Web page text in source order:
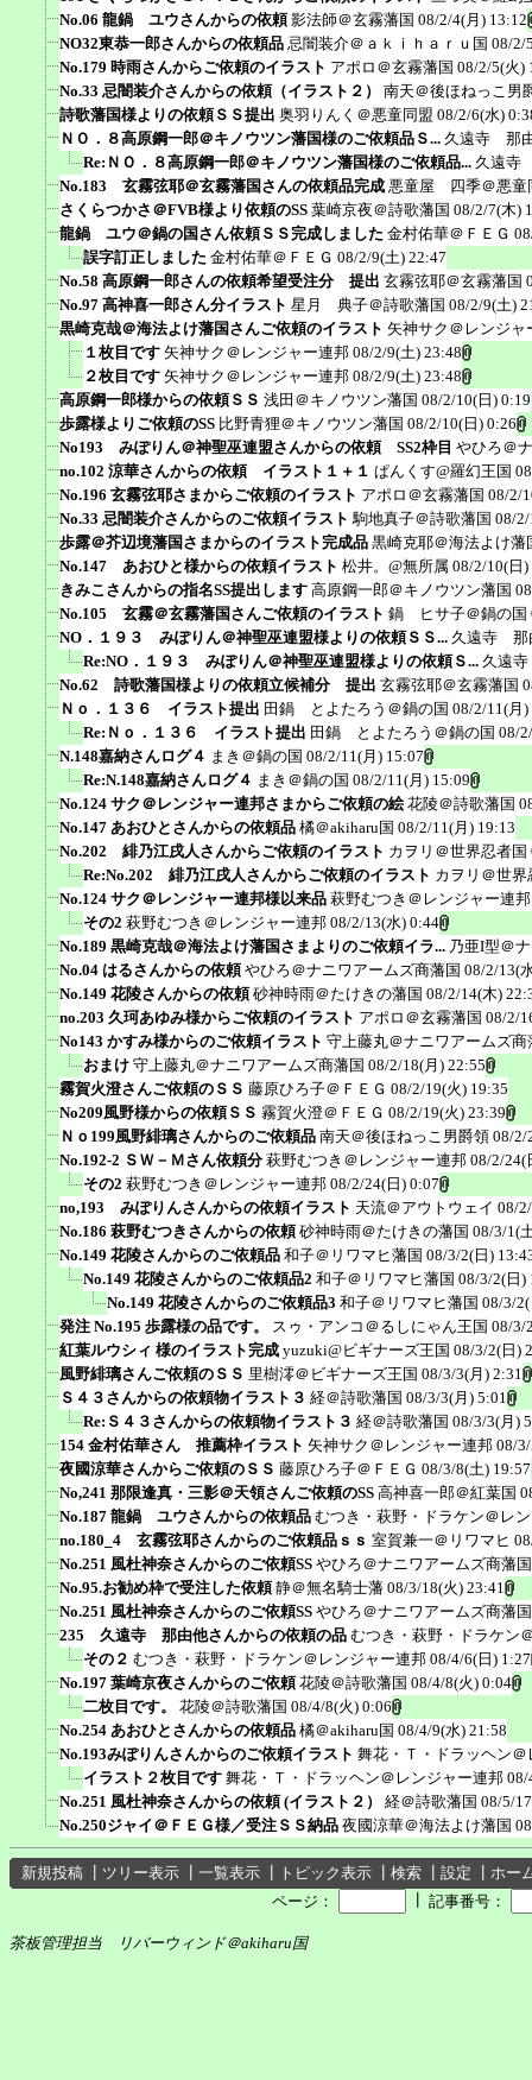
No.06 龍鍋 ユウさんからの依頼 影法師＠玄霧藩国 08/2/4(月) 13:12
NO32東恭一郎さんからの依頼品 忌闇装介＠ａｋｉｈａｒｕ国 08/2/
No.179 時雨さんからご依頼のイラスト アポロ＠玄霧藩国 08/2/5(火)
No.33 忌闇装介さんからの依頼（イラスト２）
南天＠後ほねっこ男
詩歌藩国様よりの依頼ＳＳ提出 奥羽りんく＠悪童同盟 08/2/6(水)
ＮＯ．８高原鋼一郎＠キノウツン藩国様のご依頼品Ｓ... 久遠寺 那
Re:ＮＯ．８高原鋼一郎＠キノウツン藩国様のご依頼品... 久遠寺
No.183 玄霧弦耶＠玄霧藩国さんの依頼品完成 悪童屋 四季＠悪童
さくらつかさ＠FVB様より依頼のSS 葉崎京夜＠詩歌藩国 08/2/7(木)
龍鍋 ユウ＠鍋の国さん依頼ＳＳ完成しました 金村佑華＠ＦＥＧ
誤字訂正しました 金村佑華＠ＦＥＧ 08/2/9(土) 22:47
No.58 高原鋼一郎さんの依頼希望受注分 提出 玄霧弦耶＠玄霧藩国
No.97 高神喜一郎さん分イラスト 星月 典子＠詩歌藩国 08/2/9(土)
黒崎克哉＠海法よけ藩国さんご依頼のイラスト 矢神サク＠レンジャ
１枚目です 矢神サク＠レンジャー連邦 08/2/9(土) 23:48
２枚目です 矢神サク＠レンジャー連邦 08/2/9(土) 23:48
高原鋼一郎様からの依頼ＳＳ 浅田＠キノウツン藩国 08/2/10(日) 0:19
歩露様よりご依頼のSS 比野青狸＠キノウツン藩国 08/2/10(日) 0:26
No193 みぽりん＠神聖巫連盟さんからの依頼 SS2枠目 やひろ＠
no.102 涼華さんからの依頼 イラスト１＋１ ぱんくす@羅幻王国
No.196 玄霧弦耶さまからご依頼のイラスト アポロ＠玄霧藩国 08/2/
No.33 忌闇装介さんからのご依頼イラスト 駒地真子＠詩歌藩国 08/
歩露＠芥辺境藩国さまからのイラスト完成品 黒崎克耶＠海法よけ藩
No.147 あおひと様からの依頼イラスト 松井。@無所属 08/2/10(日)
きみこさんからの指名SS提出します 高原鋼一郎＠キノウツン藩国
No.105 玄霧＠玄霧藩国さんご依頼のイラスト 鍋 ヒサ子＠鍋の国
NO．１９３ みぽりん＠神聖巫連盟様よりの依頼ＳＳ... 久遠寺 那
Re:NO．１９３ みぽりん＠神聖巫連盟様よりの依頼Ｓ... 久遠
No.62 詩歌藩国様よりの依頼立候補分 提出 玄霧弦耶＠玄霧藩国
Ｎｏ．１３６ イラスト提出 田鍋 とよたろう＠鍋の国 08/2/11(月)
Re:Ｎｏ．１３６ イラスト提出 田鍋 とよたろう＠鍋の国 08/
N.148嘉納さんログ４ まき＠鍋の国 08/2/11(月) 15:07
Re:N.148嘉納さんログ４ まき＠鍋の国 08/2/11(月) 15:09
No.124 サク＠レンジャー連邦さまからご依頼の絵 花陵＠詩歌藩国
No.147 あおひとさんからの依頼品 橘＠akiharu国 08/2/11(月) 19:13
No.202 緋乃江戌人さんからご依頼のイラスト カヲリ＠世界忍者国
Re:No.202 緋乃江戌人さんからご依頼のイラスト カヲリ＠世界
No.124 サク＠レンジャー連邦様以来品 萩野むつき＠レンジャー連邦
その2 萩野むつき＠レンジャー連邦 08/2/13(水) 0:44
No.189 黒崎克哉＠海法よけ藩国さまよりのご依頼イラ... 乃亜I型＠
No.04 はるさんからの依頼 やひろ＠ナニワアームズ商藩国 08/2/13(
No.149 花陵さんからの依頼 砂神時雨＠たけきの藩国 08/2/14(木)
no.203 久珂あゆみ様からご依頼のイラスト アポロ＠玄霧藩国 08/2/
No143 かすみ様からのご依頼イラスト 守上藤丸＠ナニワアームズ商
おまけ 守上藤丸＠ナニワアームズ商藩国 08/2/18(月) 22:55
霧賀火澄さんご依頼のＳＳ 藤原ひろ子＠ＦＥＧ 08/2/19(火) 19:35
No209風野様からの依頼ＳＳ 霧賀火澄＠ＦＥＧ 08/2/19(火) 23:39
Ｎｏ199風野緋璃さんからのご依頼品 南天＠後ほねっこ男爵領 08/2/
No.192-2 ＳＷ－Ｍさん依頼分 萩野むつき＠レンジャー連邦 08/2/24(
その2 萩野むつき＠レンジャー連邦 08/2/24(日) 0:07
no,193 みぽりんさんからの依頼イラスト 天流＠アウトウェイ 08/
No.186 萩野むつきさんからの依頼 砂神時雨＠たけきの藩国 08/3/1(
No.149 花陵さんからのご依頼品 和子＠リワマヒ藩国 08/3/2(日)
No.149 花陵さんからのご依頼品2 和子＠リワマヒ藩国 08/3/2(日)
No.149 花陵さんからのご依頼品3 和子＠リワマヒ藩国 08/3/
発注 No.195 歩露様の品です。
スゥ・アンコ＠るしにゃん王国 08/3/
紅葉ルウシィ 様のイラスト完成 yuzuki@ビギナーズ王国 08/3/2(日)
風野緋璃さんご依頼のＳＳ 里樹澪＠ビギナーズ王国 08/3/3(月) 2:31
Ｓ４３さんからの依頼物イラスト３ 経＠詩歌藩国 08/3/3(月) 5:01
Re:Ｓ４３さんからの依頼物イラスト３ 経＠詩歌藩国 08/3/3(月)
154 金村佑華さん 推薦枠イラスト 矢神サク＠レンジャー連邦 08/
夜國涼華さんからご依頼のＳＳ 藤原ひろ子＠ＦＥＧ 08/3/8(土) 19:57
No,241 那限逢真・三影＠天領さんご依頼のSS 高神喜一郎＠紅葉国
No.187 龍鍋 ユウさんからの依頼品 むつき・萩野・ドラケン＠レ
no.180_4 玄霧弦耶さんからのご依頼品ｓｓ 室賀兼一＠リワマヒ
No.251 風杜神奈さんからのご依頼SS やひろ＠ナニワアームズ商藩国
No.95.お勧め枠で受注した依頼 静＠無名騎士藩 08/3/18(火) 23:41
No.251 風杜神奈さんからのご依頼SS やひろ＠ナニワアームズ商藩国
235 久遠寺 那由他さんからの依頼の品 むつき・萩野・ドラケン
その２ むつき・萩野・ドラケン＠レンジャー連邦 08/4/6(日) 1:27
No.197 葉崎京夜さんからのご依頼 花陵＠詩歌藩国 08/4/8(火) 0:04
二枚目です。
花陵＠詩歌藩国 08/4/8(火) 0:06
No.254 あおひとさんからの依頼品 橘＠akiharu国 08/4/9(水) 21:58
No.193みぽりんさんからのご依頼イラスト 舞花・Ｔ・ドラッヘン
イラスト２枚目です 舞花・Ｔ・ドラッヘン＠レンジャー連邦 08/
No.251 風杜神奈さんからの依頼 (イラスト２）
経＠詩歌藩国 08/5/
No.250ジャイ＠ＦＥＧ様／受注ＳＳ納品 夜國涼華＠海法よけ藩国
新規投稿 ツリー表示 一覧表示 トピック表示 検索 設定
ホー
ページ：
記事番号：
茶板管理担当 リバーウィンド＠akiharu国